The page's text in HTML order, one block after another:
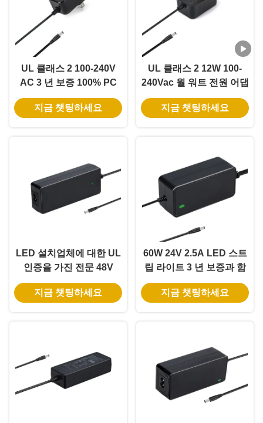
UL 클래스 2 100-240V
AC 3 년 보증 100% PC
재료 벽 장착 LED 조명 전
원 공급
지금 챗팅하세요
UL 클래스 2 12W 100-
240Vac 월 워트 전원 어댑
터 미니 LED 장식용 5.5 *
2.1/5.5 * 2.5mm DC 잭
지금 챗팅하세요
LED 설치업체에 대한 UL
인증을 가진 전문 48V
2.08A 100W 클래스 2 전
원 공급 장치
지금 챗팅하세요
60W 24V 2.5A LED 스트
립 라이트 3 년 보증과 함
께 2 클래스 전원 공급
지금 챗팅하세요